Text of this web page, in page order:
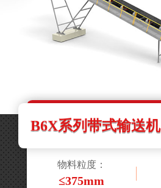
B6X系列带式输送机
物料粒度：
≤375mm